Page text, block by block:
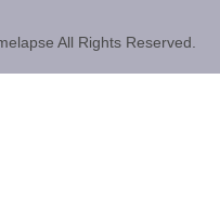
All Rights Reserved.